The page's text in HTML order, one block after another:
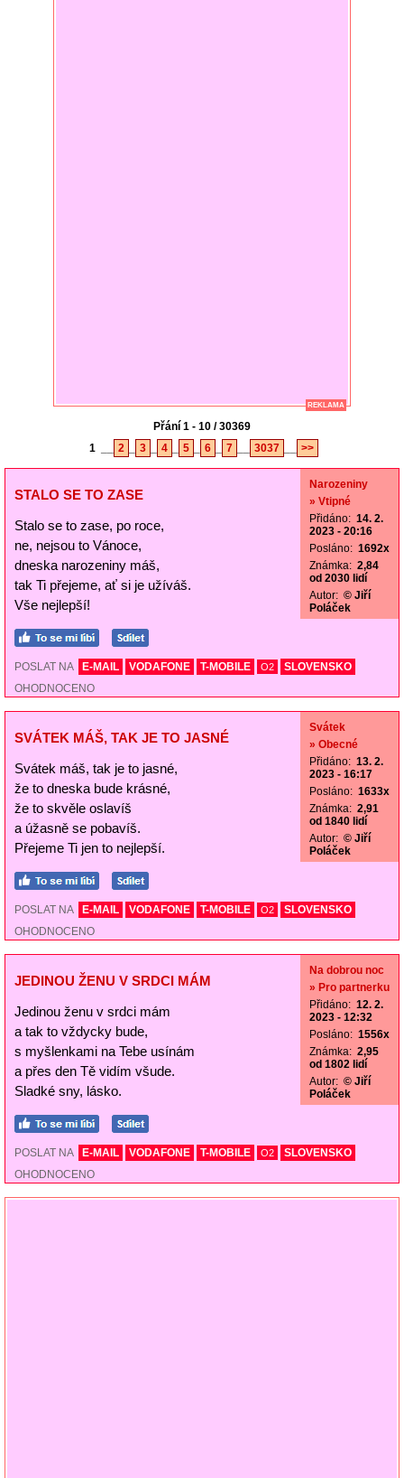
REKLAMA
Přání 1 - 10 / 30369
1
2 3 4 5 6 7 3037 >>
STALO SE TO ZASE
Stalo se to zase, po roce,
ne, nejsou to Vánoce,
dneska narozeniny máš,
tak Ti přejeme, ať si je užíváš.
Vše nejlepší!
Narozeniny
» Vtipné
Přidáno: 14. 2.
2023 - 20:16
Posláno: 1692x
Známka: 2,84
od 2030 lidí
Autor: © Jiří
Poláček
POSLAT NA E-MAIL VODAFONE T-MOBILE O2
SLOVENSKO
OHODNOCENO
SVÁTEK MÁŠ, TAK JE TO JASNÉ
Svátek máš, tak je to jasné,
že to dneska bude krásné,
že to skvěle oslavíš
a úžasně se pobavíš.
Přejeme Ti jen to nejlepší.
Svátek
» Obecné
Přidáno: 13. 2.
2023 - 16:17
Posláno: 1633x
Známka: 2,91
od 1840 lidí
Autor: © Jiří
Poláček
POSLAT NA E-MAIL VODAFONE T-MOBILE O2
SLOVENSKO
OHODNOCENO
JEDINOU ŽENU V SRDCI MÁM
Jedinou ženu v srdci mám
a tak to vždycky bude,
s myšlenkami na Tebe usínám
a přes den Tě vidím všude.
Sladké sny, lásko.
Na dobrou noc
» Pro partnerku
Přidáno: 12. 2.
2023 - 12:32
Posláno: 1556x
Známka: 2,95
od 1802 lidí
Autor: © Jiří
Poláček
POSLAT NA E-MAIL VODAFONE T-MOBILE O2
SLOVENSKO
OHODNOCENO